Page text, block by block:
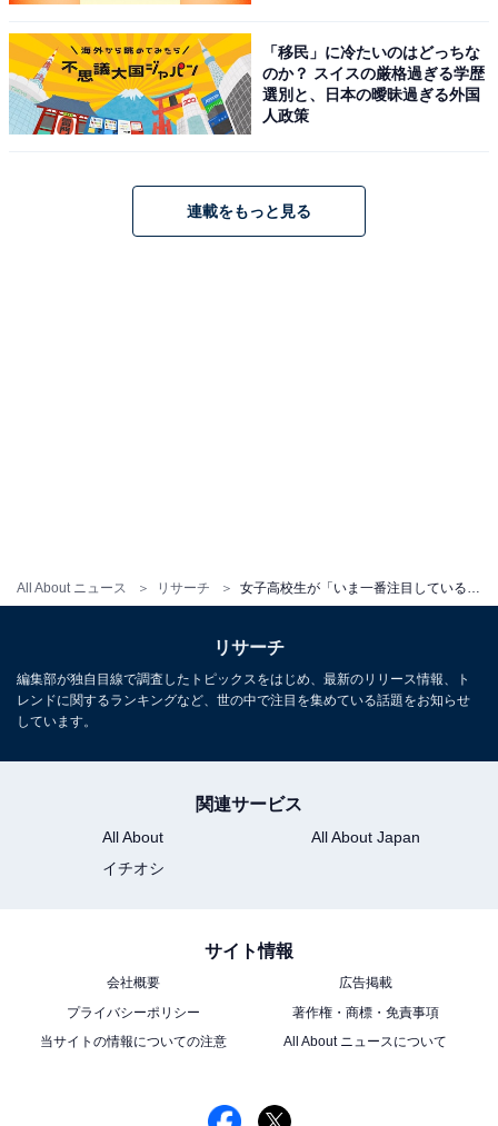
All About ニュース リサーチ 女子高校生が「いま一番注目している俳優」ランキング！ 3位 橋本環奈、2位 目黒蓮、1位は？
「移民」に冷たいのはどっちな
のか？ スイスの厳格過ぎる学歴
選別と、日本の曖昧過ぎる外国
人政策
連載をもっと見る
リサーチ
編集部が独自目線で調査したトピックスをはじめ、最新のリリース情報、ト
レンドに関するランキングなど、世の中で注目を集めている話題をお知らせ
しています。
関連サービス
All About
All About Japan
イチオシ
サイト情報
会社概要
広告掲載
プライバシーポリシー
著作権・商標・免責事項
当サイトの情報についての注意
All About ニュースについて